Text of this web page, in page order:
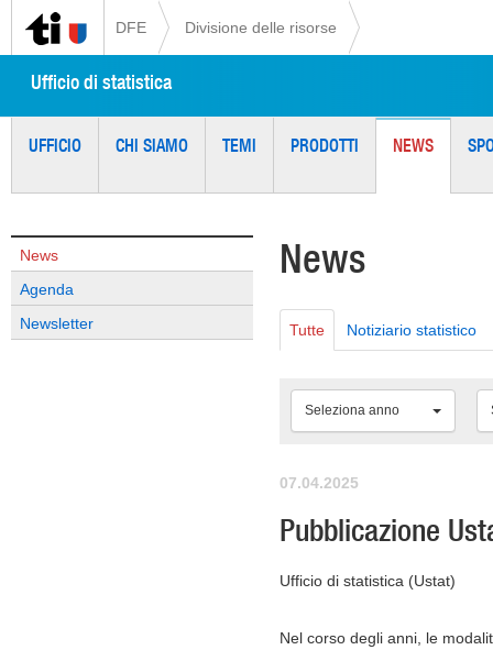
DFE Divisione delle risorse
Ufficio di statistica
UFFICIO CHI SIAMO TEMI PRODOTTI NEWS
News
Agenda
Newsletter
News
Tutte Notiziario statistico
Seleziona anno
07.04.2025
Pubblicazione
Ufficio di statistica (Ustat)
Nel corso degli anni, le